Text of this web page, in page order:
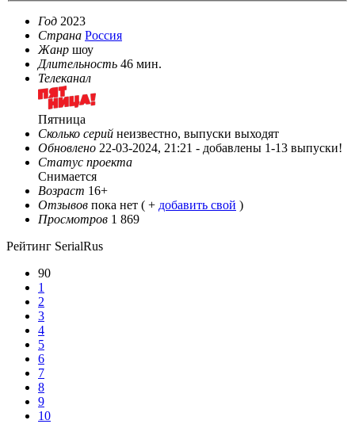
Год 2023
Страна Россия
Жанр шоу
Длительность 46 мин.
Телеканал
Пятница
Сколько серий неизвестно, выпуски выходят
Обновлено 22-03-2024, 21:21 - добавлены 1-13 выпуски!
Статус проекта
Снимается
Возраст 16+
Отзывов пока нет ( + добавить свой )
Просмотров 1 869
Рейтинг SerialRus
90
1
2
3
4
5
6
7
8
9
10